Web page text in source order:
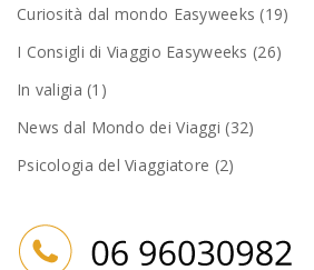
Curiosità dal mondo Easyweeks (19)
I Consigli di Viaggio Easyweeks (26)
In valigia (1)
News dal Mondo dei Viaggi (32)
Psicologia del Viaggiatore (2)